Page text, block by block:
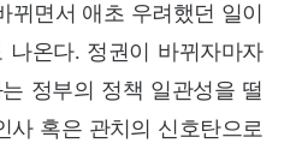
면서 애초 우려했던 일이
나온다. 정권이 바뀌자마자
정부의 정책 일관성을 떨
사 혹은 관치의 신호탄으로